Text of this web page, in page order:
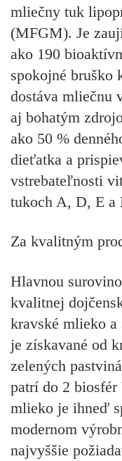
mliečny tuk
(MFGM). Je
ako 190
spokojné bruško
dostáva mliečnu
aj bohatým
ako 50 %
dieťatka a
vstrebateľnosti
tukoch A, D, E a
Za kvalitným
Hlavnou
kvalitnej
kravské mlieko a
je získavané od
zelených
patrí do 2 biosfér
mlieko je ihneď
modernom
najvyššie